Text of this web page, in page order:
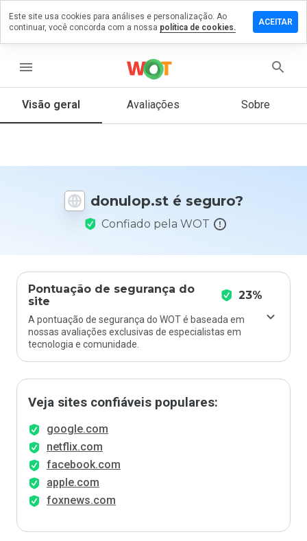
menu
Visão geral Avaliações Sobre
donulop.st é seguro?
Confiado pela WOT
Pontuação de segurança do
site
23%
A pontuação de segurança do WOT é baseada em
nossas avaliações exclusivas de especialistas em
tecnologia e comunidade.
Veja sites confiáveis populares:
google.com
netflix.com
facebook.com
apple.com
foxnews.com
um
que
Este site usa cookies para análises e personalização. Ao
continuar, você concorda com a nossa política de cookies.
ACEITAR